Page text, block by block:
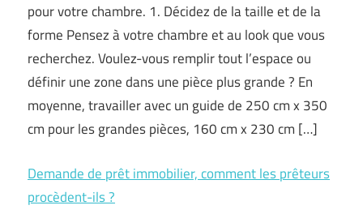
pour votre chambre. 1. Décidez de la taille et de la
forme Pensez à votre chambre et au look que vous
recherchez. Voulez-vous remplir tout l’espace ou
définir une zone dans une pièce plus grande ? En
moyenne, travailler avec un guide de 250 cm x 350
cm pour les grandes pièces, 160 cm x 230 cm […]
Demande de prêt immobilier, comment les prêteurs
procèdent-ils ?